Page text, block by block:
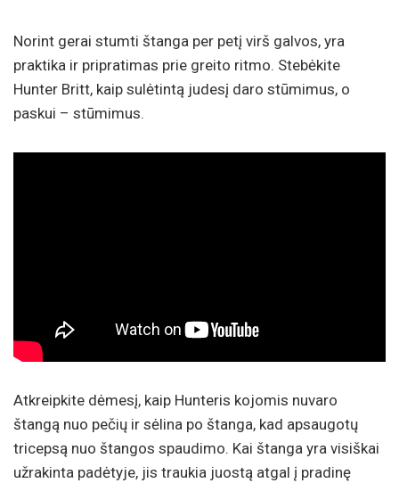
Norint gerai stumti štanga per petį virš galvos, yra
praktika ir pripratimas prie greito ritmo. Stebėkite
Hunter Britt, kaip sulėtintą judesį daro stūmimus, o
paskui – stūmimus.
Atkreipkite dėmesį, kaip Hunteris kojomis nuvaro
štangą nuo pečių ir sėlina po štanga, kad apsaugotų
tricepsą nuo štangos spaudimo. Kai štanga yra visiškai
užrakinta padėtyje, jis traukia juostą atgal į pradinę